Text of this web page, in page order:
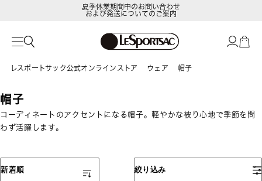
夏季休業期間中のお問い合わせ
および発送についてのご案内
レスポートサック公式オンラインストア ウェア 帽子
帽子
コーディネートのアクセントになる帽子。軽やかな被り心地で季節を問
わず活躍します。
絞り込み
表示順
新着順